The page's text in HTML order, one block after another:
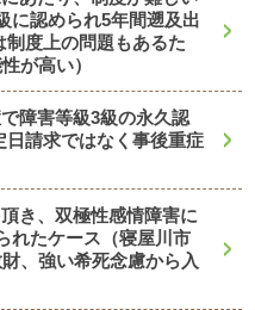
に認められ5年間遡及出
度上の問題もあるた
が高い）
障害等級3級の永久認
請求ではなく事後重症
き、双極性感情障害に
れたケース（寝屋川市
、強い希死念慮から入